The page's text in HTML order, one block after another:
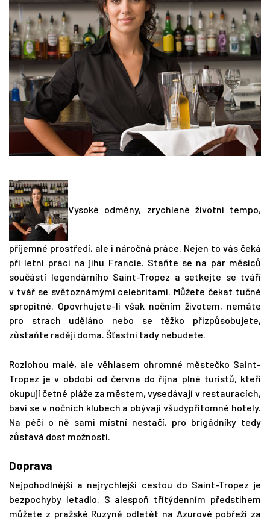
Vysoké odměny, zrychlené životní tempo,
příjemné prostředí, ale i náročná práce. Nejen to vás čeká
při letní práci na jihu Francie. Staňte se na pár měsíců
součástí legendárního Saint-Tropez a setkejte se tváří
v tvář se světoznámými celebritami. Můžete čekat tučné
spropitné. Opovrhujete-li však nočním životem, nemáte
pro strach uděláno nebo se těžko přizpůsobujete,
zůstaňte raději doma. Šťastní tady nebudete.
Rozlohou malé, ale věhlasem ohromné městečko Saint-
Tropez je v období od června do října plné turistů, kteří
okupují četné pláže za městem, vysedávají v restauracích,
baví se v nočních klubech a obývají všudypřítomné hotely.
Na péči o ně sami místní nestačí, pro brigádníky tedy
zůstává dost možností.
Doprava
Nejpohodlnější a nejrychlejší cestou do Saint-Tropez je
bezpochyby letadlo. S alespoň třítýdenním předstihem
můžete z pražské Ruzyně odletět na Azurové pobřeží za